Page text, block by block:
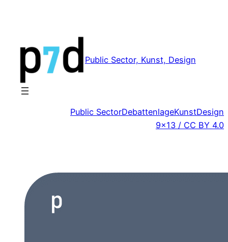
Public Sector, Kunst, Design
Public SectorDebattenlageKunstDesign
9×13 / CC BY 4.0